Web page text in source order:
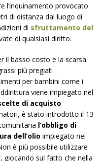
l’inquinamento provocato
di distanza dal luogo di
di sfruttamento del
di qualsiasi diritto.
il basso costo e la scarsa
più pregiati
per bambini come i
viene impiegato nel
di acquisto
è stato introdotto il 13
l’obbligo di
dell’olio impiegato nei
è più possibile utilizzare
giocando sul fatto che nella